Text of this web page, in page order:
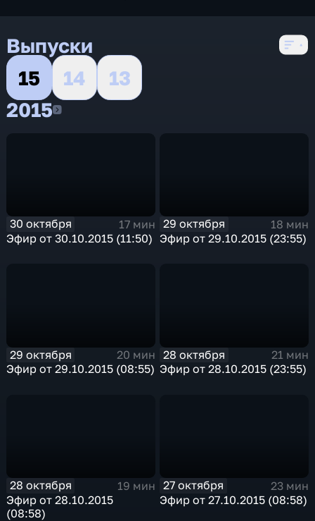
Выпуски
15
14
13
20152015
30 октября
17 мин
Эфир от 30.10.2015 (11:50)
29 октября
18 мин
Эфир от 29.10.2015 (23:55)
29 октября
20 мин
Эфир от 29.10.2015 (08:55)
28 октября
21 мин
Эфир от 28.10.2015 (23:55)
28 октября
19 мин
Эфир от 28.10.2015
(08:58)
27 октября
23 мин
Эфир от 27.10.2015 (08:58)